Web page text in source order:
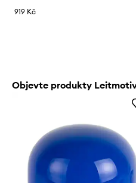
919 Kč
Objevte produkty